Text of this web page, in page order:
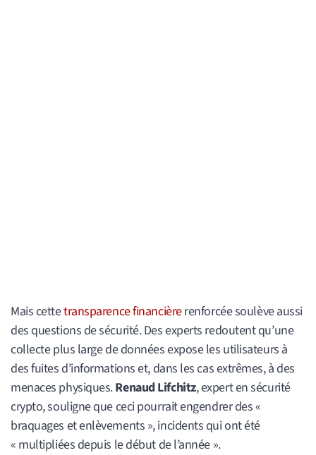
Mais cettetransparence financièrerenforcée soulève aussi
des questions de sécurité. Des experts redoutent qu’une
collecte plus large de données expose les utilisateurs à
des fuites d’informations et, dans les cas extrêmes, à des
menaces physiques.Renaud Lifchitz, expert en sécurité
crypto, souligne que ceci pourrait engendrer des «
braquages et enlèvements », incidents qui ont été
« multipliées depuis le début de l’année ».